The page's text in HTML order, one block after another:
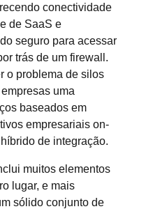
conectividade
de SaaS e
seguro para acessar
trás de um firewall.
o problema de silos
uma
baseados em
empresariais on-
de integração.
muitos elementos
lugar, e mais
sólido conjunto de